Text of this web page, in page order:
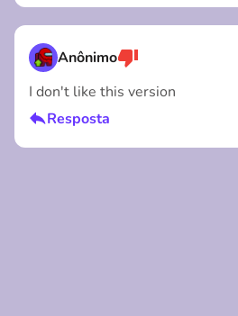
Cancelar
Anônimo
I don't like this version
Resposta